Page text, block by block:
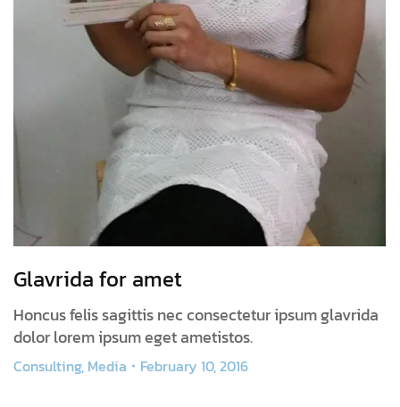
Glavrida for amet
Honcus felis sagittis nec consectetur ipsum glavrida
dolor lorem ipsum eget ametistos.
Consulting, Media February 10, 2016